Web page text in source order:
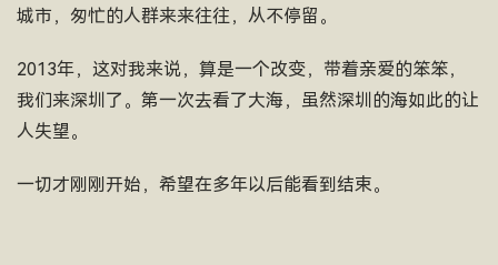
城市，匆忙的人群来来往往，从不停留。
2013年，这对我来说，算是一个改变，带着亲爱的笨笨，
我们来深圳了。第一次去看了大海，虽然深圳的海如此的让
人失望。
一切才刚刚开始，希望在多年以后能看到结束。